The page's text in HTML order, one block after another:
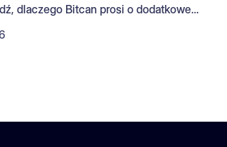
dlaczego Bitcan prosi o dodatkowe
należy podjąć.